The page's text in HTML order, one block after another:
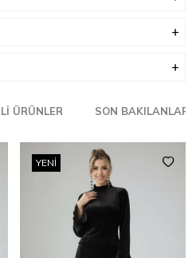
ÜRÜNLER SON BAKILANLAR
YENI